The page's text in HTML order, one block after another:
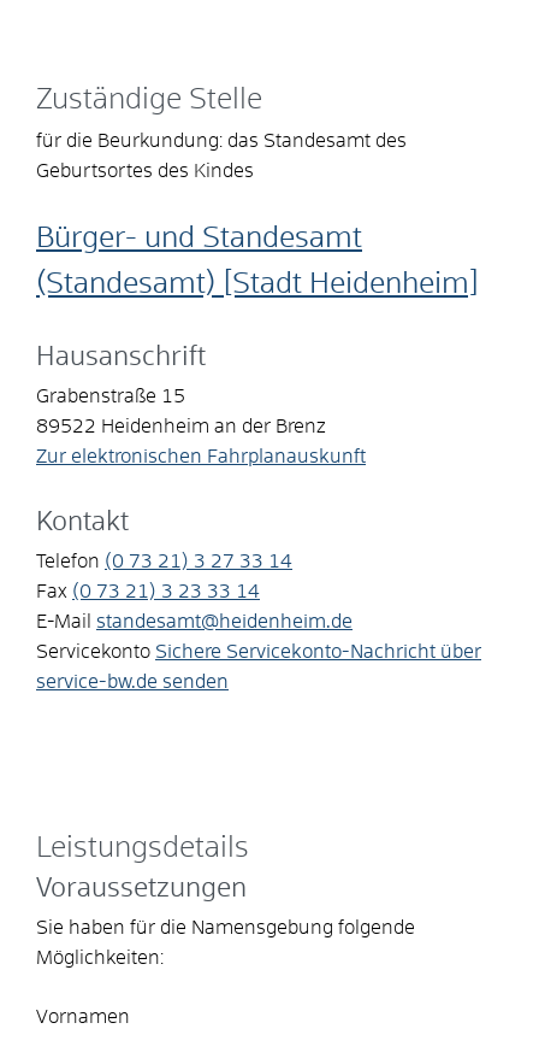
Zuständige Stelle
für die Beurkundung: das Standesamt des
Geburtsortes des Kindes
Bürger- und Standesamt
(Standesamt) [Stadt Heidenheim]
Hausanschrift
Grabenstraße 15
89522 Heidenheim an der Brenz
Zur elektronischen Fahrplanauskunft
Kontakt
Telefon (0 73 21) 3 27 33 14
Fax (0 73 21) 3 23 33 14
E-Mail standesamt@heidenheim.de
Servicekonto Sichere Servicekonto-Nachricht über
service-bw.de senden
Leistungsdetails
Voraussetzungen
Sie haben für die Namensgebung folgende
Möglichkeiten:
Vornamen